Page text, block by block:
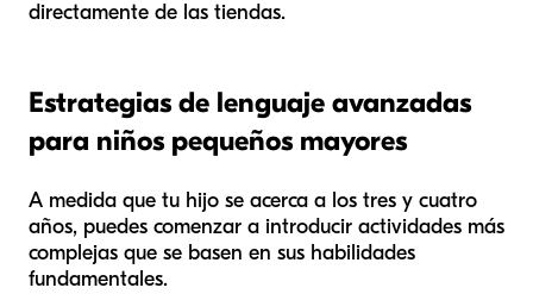
directamente de las tiendas.
Estrategias de lenguaje avanzadas
para niños pequeños mayores
A medida que tu hijo se acerca a los tres y cuatro
años, puedes comenzar a introducir actividades más
complejas que se basen en sus habilidades
fundamentales.